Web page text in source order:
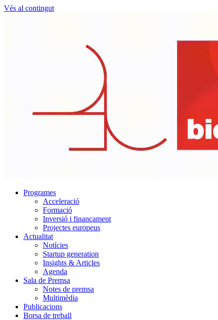
Vés al contingut
Programes
Acceleració
Formació
Inversió i finançament
Projectes europeus
Actualitat
Notícies
Startup generation
Insights & Articles
Agenda
Sala de Premsa
Notes de premsa
Multimèdia
Publicacions
Borsa de treball